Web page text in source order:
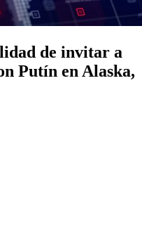
de invitar a
Putín en Alaska,